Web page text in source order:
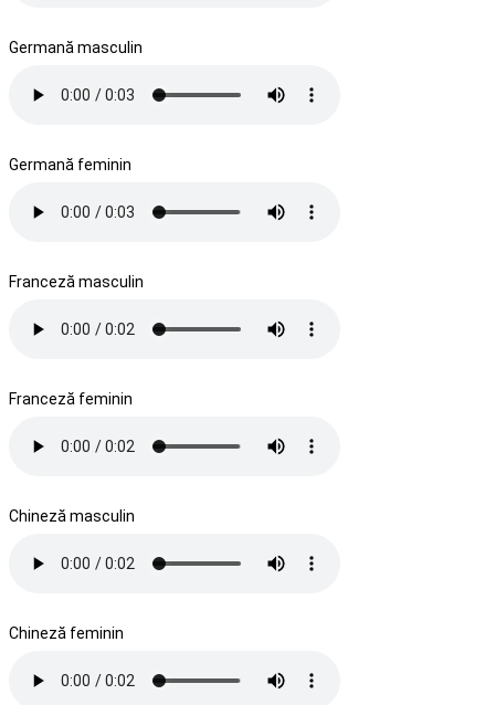
Germană masculin
Germană feminin
Franceză masculin
Franceză feminin
Chineză masculin
Chineză feminin